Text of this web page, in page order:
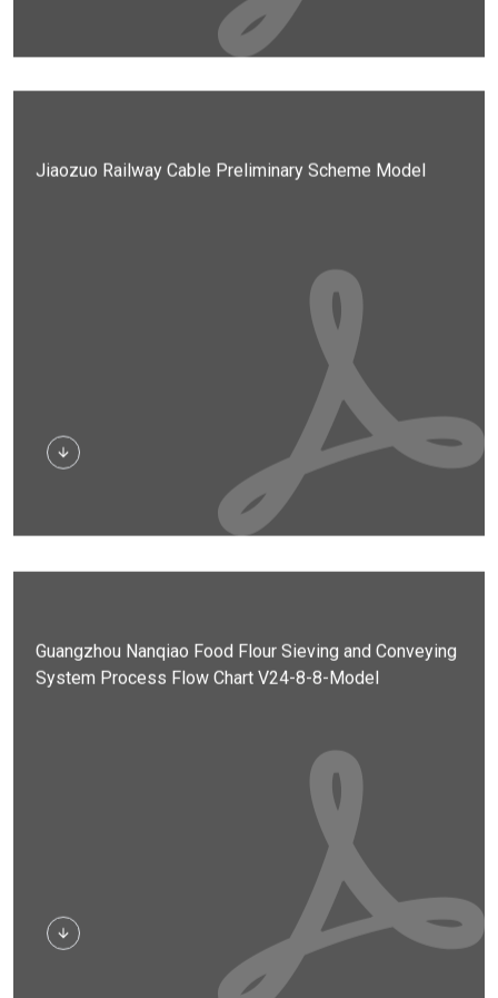
Jiaozuo Railway Cable Preliminary Scheme Model
Stiahnuť
System Process Flow Chart V24-8-8-Model
Stiahnuť